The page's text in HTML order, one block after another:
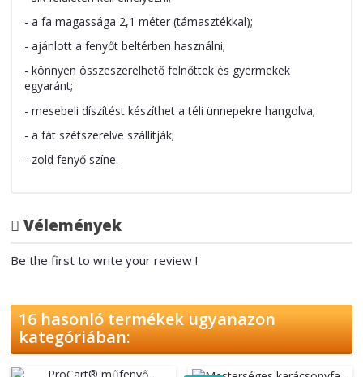
- a fa magassága 2,1 méter (támasztékkal);
- ajánlott a fenyőt beltérben használni;
- könnyen összeszerelhető felnőttek és gyermekek
egyaránt;
- mesebeli díszítést készíthet a téli ünnepekre hangolva;
- a fát szétszerelve szállítják;
- zöld fenyő színe.
Vélemények
Be the first to write your review !
16 hasonló termékek ugyanazon
kategóriában: